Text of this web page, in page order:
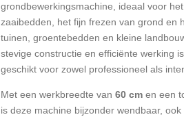
grondbewerkingsmachine, ideaal voor
zaaibedden, het fijn frezen van grond en
tuinen, groentebedden en kleine
stevige constructie en efficiënte werking
geschikt voor zowel professioneel als
Met een werkbreedte van 60 cm en een
is deze machine bijzonder wendbaar,